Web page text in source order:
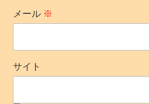
メール ※
サイト